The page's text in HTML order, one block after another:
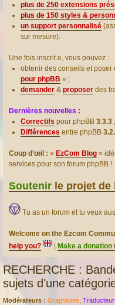
plus de 250 extensions
plus de 150 styles &
un support personnalisé
sur mesure).
Une fois inscrit.e, vous pouvez :
obtenir des conseils et poser
pour phpBB » ;
demander & proposer des
Dernières nouvelles :
Correctifs pour phpBB 3.3.3 ;
Différences entre phpBB
Coup d’œil : « EzCom Blog »
services pour son forum phpBB !
Soutenir le projet de
Tu as un forum et tu veux
Welcome on the Ezcom
help you?
Make a donation
RECHERCHE :
sujets d'une
Modérateurs : Graphistes